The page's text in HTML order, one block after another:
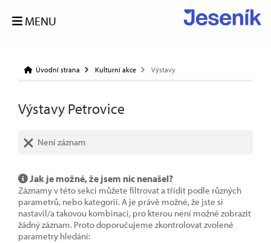
MENU
Úvodní strana Kulturní akce Výstavy
Výstavy Petrovice
Není záznam
Jak je možné, že jsem nic nenašel?
Záznamy v této sekci můžete filtrovat a třídit podle různých
parametrů, nebo kategorií. A je právě možné, že jste si
nastavil/a takovou kombinaci, pro kterou není možné zobrazit
žádný záznam. Proto doporučujeme zkontrolovat zvolené
parametry hledání: